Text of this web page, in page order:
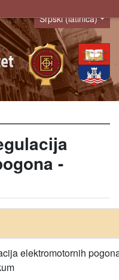
Language
Srpski (latinica)
-
elektromotornih